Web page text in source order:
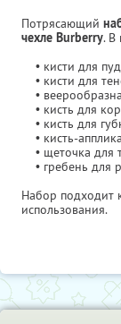
Потрясающий
чехле Burberry. В
• кисти для
• кисти для
•
• кисть для
• кисть для
• кисть-
• щеточка для
• гребень для
Набор подходит
использования.